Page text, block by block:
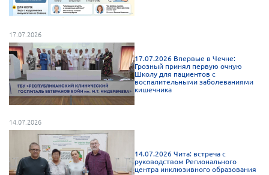
Нижегородская область
Новгородская область
Новосибирская область
Омская область
Оренбургская область
Пензенская область
Республика Башкортостан
Республика Бурятия
Республика Карелия
17.07.2026
17.07.2026 Впервые в Чечне:
Грозный принял первую очную
Школу для пациентов с
воспалительными заболеваниями
кишечника
14.07.2026
14.07.2026 Чита: встреча с
руководством Регионального
центра инклюзивного образования